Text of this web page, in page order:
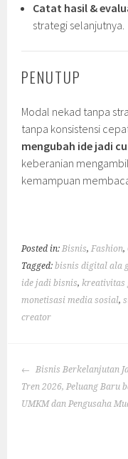
Catat hasil &
strategi selanjutnya.
PENUTUP
Modal nekad tanpa
tanpa konsistensi
mengubah ide jadi
keberanian
kemampuan
Posted in:Bisnis,Fashion,
Tagged:bisnis digital ala
ide jadi bisnis,kreativitas
monetisasi media sosial,
creator
POST
NAVIGATION
Bisnis Berkelanjutan
Tren 2026, Peluang Baru
UMKM dan Pengusaha